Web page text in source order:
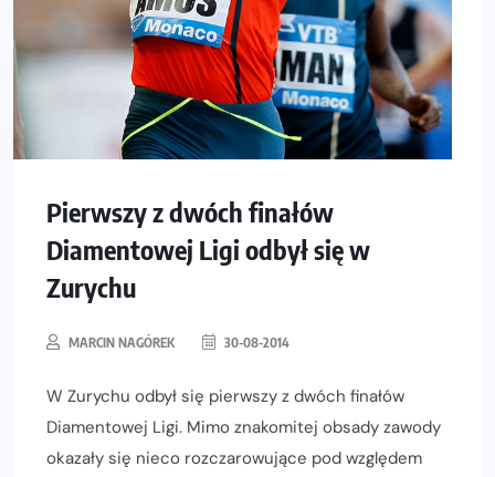
Pierwszy z dwóch finałów
Diamentowej Ligi odbył się w
Zurychu
MARCIN NAGÓREK 30-08-2014
W Zurychu odbył się pierwszy z dwóch finałów
Diamentowej Ligi. Mimo znakomitej obsady zawody
okazały się nieco rozczarowujące pod względem